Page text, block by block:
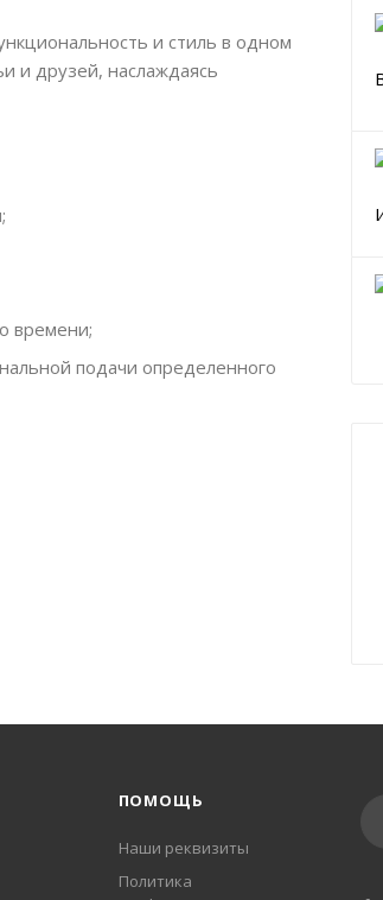
и стиль в одном
и друзей, наслаждаясь
времени;
подачи определенного
ПОМОЩЬ
Наши реквизиты
Политика